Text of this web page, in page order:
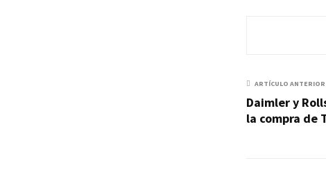
ARTÍCULO ANTERIOR
Daimler y
la compra de